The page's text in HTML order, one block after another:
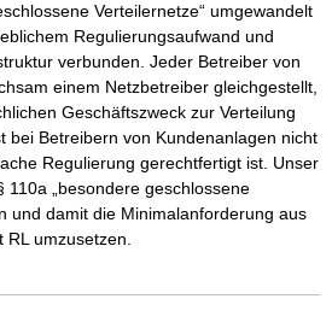
Verteilernetze“ umgewandelt
Regulierungsaufwand und
verbunden. Jeder Betreiber von
einem Netzbetreiber gleichgestellt,
Geschäftszweck zur Verteilung
bei Betreibern von Kundenanlagen nicht
Regulierung gerechtfertigt ist. Unser
110a „besondere geschlossene
und damit die Minimalanforderung aus
umzusetzen.